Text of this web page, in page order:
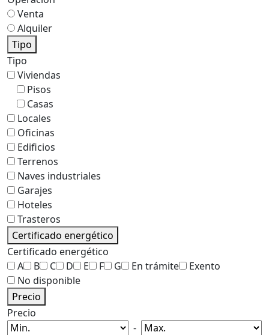
Venta
Alquiler
Tipo
Tipo
Viviendas
Pisos
Casas
Locales
Oficinas
Edificios
Terrenos
Naves industriales
Garajes
Hoteles
Trasteros
Certificado energético
Certificado energético
A
B C D E F G En trámite
Exento
No disponible
Precio
Precio
-